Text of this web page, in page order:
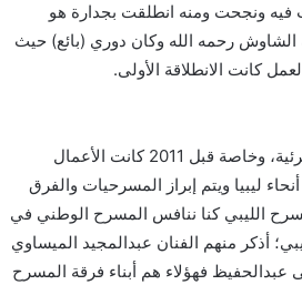
ونجحت ومنه انطلقت بجدارة هو
الشاوش رحمه الله وكان دوري (بائع) حيث
كانت الانطلاقة الأولى.
أنا موجود في المسرح ولازلت، وأعمالي المسرحية لسيت أكثر من الأعمال المرئية، وخاصة قبل 2011 كانت الأعمال
ليبيا ويتم إبراز المسرحيات والفرق
الليبي كنا ننافس المسرح الوطني في
أذكر منهم الفنان عبدالمجيد الميساوي
فهؤلاء هم أبناء فرقة المسرح